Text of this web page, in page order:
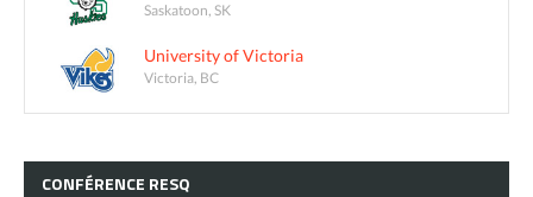
Saskatoon, SK
University of Victoria
Victoria, BC
CONFÉRENCE RESQ